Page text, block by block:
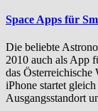
Space Apps für
Die beliebte
2010 auch als App
das
iPhone startet
Ausgangsstandort